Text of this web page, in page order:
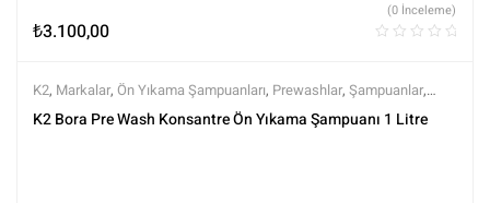
₺3.100,00
(0 İnceleme)
K2, Markalar, Ön Yıkama Şampuanları, Prewashlar, Şampuanlar,
Tüm Ürünler,Tüm Ürünler,Yıkama Ürünleri
K2 Bora Pre Wash Konsantre Ön Yıkama Şampuanı 1 Litre